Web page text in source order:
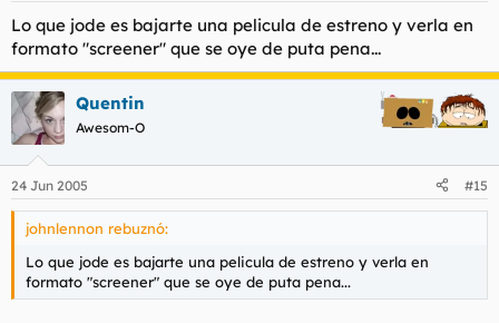
Lo que jode es bajarte una pelicula de estreno y verla en
formato "screener" que se oye de puta pena...
Quentin
Awesom-O
24 Jun 2005 #15
johnlennon rebuznó:
Lo que jode es bajarte una pelicula de estreno y verla en
formato "screener" que se oye de puta pena...